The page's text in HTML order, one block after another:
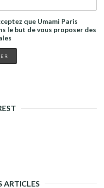
que Umami Paris
le but de vous proposer des
ARTICLES